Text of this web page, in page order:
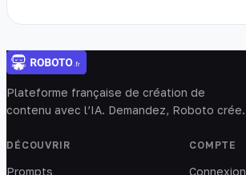
Plateforme française de création de
contenu avec l’IA. Demandez, Roboto crée.
DÉCOUVRIR
Prompts
COMPTE
Connexion